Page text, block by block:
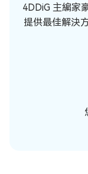
4DDiG 主編家
提供最佳解決